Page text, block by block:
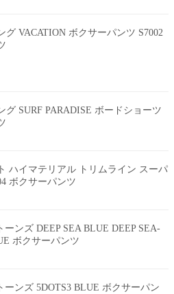
グ VACATION ボクサーパンツ S7002
グ SURF PARADISE ボードショーツ
ハイマテリアル トリムライン スーパ
ボクサーパンツ
ーンズ DEEP SEA BLUE DEEP SEA-
ボクサーパンツ
ーンズ 5DOTS3 BLUE ボクサーパン